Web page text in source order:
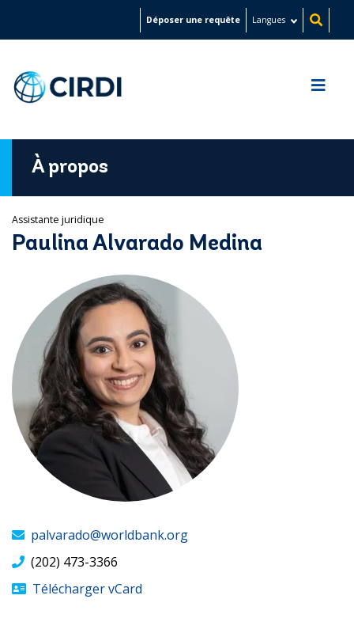
Déposer une requête Langues
À propos
​Assistante juridique
Paulina Alvarado Medina
palvarado@worldbank.org
(202) 473-3366
Télécharger vCard